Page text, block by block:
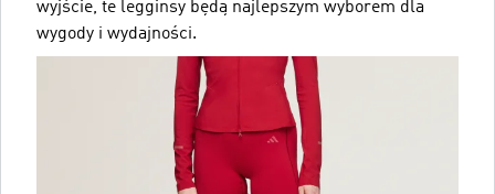
wyjście, te legginsy będą najlepszym wyborem dla
wygody i wydajności.